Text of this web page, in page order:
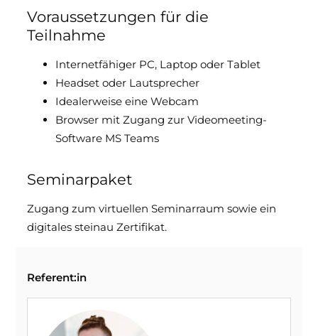
Voraussetzungen für die
Teilnahme
Internetfähiger PC, Laptop oder Tablet
Headset oder Lautsprecher
Idealerweise eine Webcam
Browser mit Zugang zur Videomeeting-
Software MS Teams
Seminarpaket
Zugang zum virtuellen Seminarraum sowie ein
digitales steinau Zertifikat.
Referent:in